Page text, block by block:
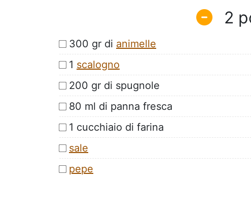
2
300 gr di animelle
1 scalogno
200 gr di spugnole
80 ml di panna fresca
1 cucchiaio di farina
sale
pepe